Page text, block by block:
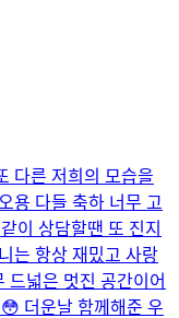
다른 저희의 모습을
용 다들 축하 너무 고
이 상담할땐 또 진지
는 항상 재밌고 사랑
드넓은 멋진 공간이어
더운날 함께해준 우